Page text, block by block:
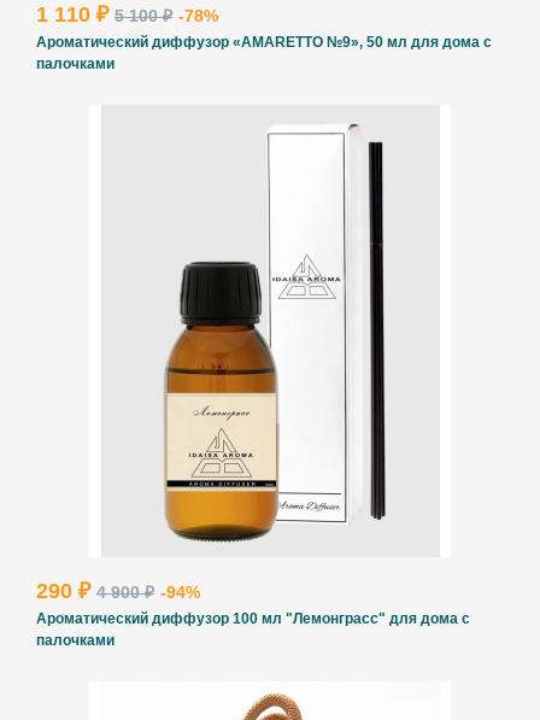
1 110 ₽ 5 100 ₽ -78%
Ароматический диффузор «AMARETTO №9», 50 мл для дома с
палочками
290 ₽ 4 900 ₽ -94%
Ароматический диффузор 100 мл "Лемонграсс" для дома с
палочками